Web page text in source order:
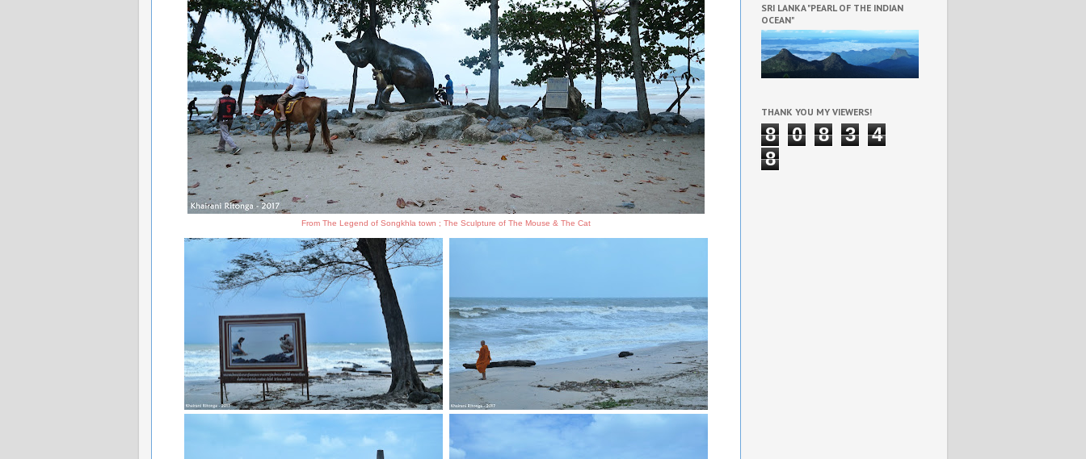
From The Legend of Songkhla town ; The Sculpture of The Mouse & The Cat
SRI LANKA "PEARL OF THE INDIAN
OCEAN"
THANK YOU MY VIEWERS!
8 0 8 3
4
8